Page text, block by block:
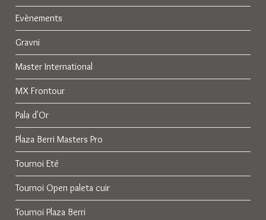
Evènements
Gravni
Master International
MX Frontour
Pala d'Or
Plaza Berri Masters Pro
Tournoi Eté
Tournoi Open paleta cuir
Tournoi Plaza Berri